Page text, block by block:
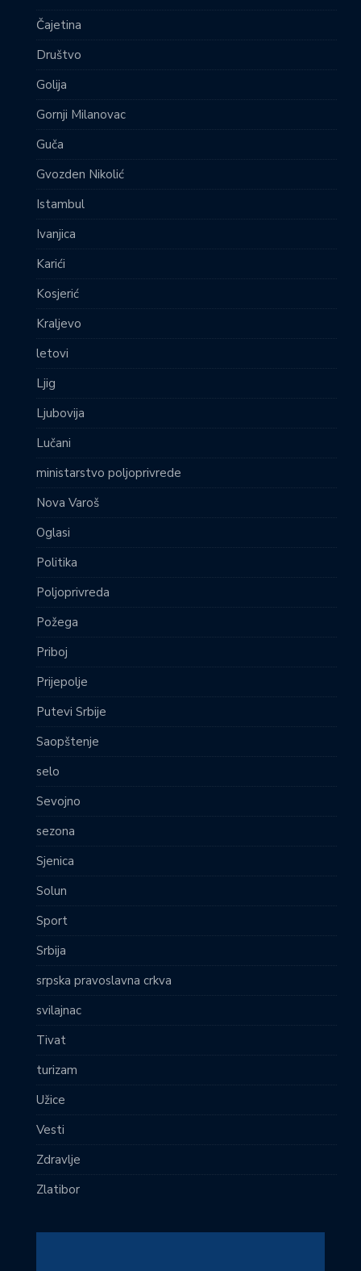
Čajetina
Društvo
Golija
Gornji Milanovac
Guča
Gvozden Nikolić
Istambul
Ivanjica
Karići
Kosjerić
Kraljevo
letovi
Ljig
Ljubovija
Lučani
ministarstvo poljoprivrede
Nova Varoš
Oglasi
Politika
Poljoprivreda
Požega
Priboj
Prijepolje
Putevi Srbije
Saopštenje
selo
Sevojno
sezona
Sjenica
Solun
Sport
Srbija
srpska pravoslavna crkva
svilajnac
Tivat
turizam
Užice
Vesti
Zdravlje
Zlatibor